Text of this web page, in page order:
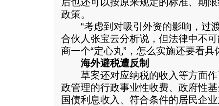
政策。
“考虑到对吸引外资的影响，过
合伙人张宝云分析说，但法律中不
商一个“定心丸”，怎么实施还要看具
海外避税遭反制
草案还对应纳税的收入等方面作
政管理的行政事业性收费、政府性
国债利息收入、符合条件的居民企